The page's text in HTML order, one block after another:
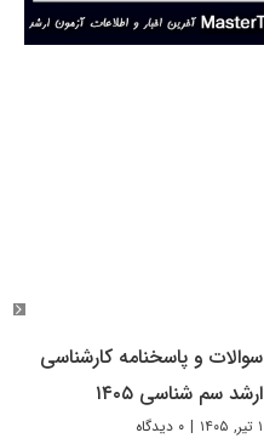
سوالات و پاسخنامه کارشناسی
ارشد سم شناسی ۱۴۰۵
۱ تیر, ۱۴۰۵ | ۰ دیدگاه